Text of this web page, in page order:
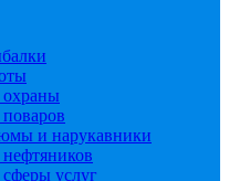
и нарукавники
услуг